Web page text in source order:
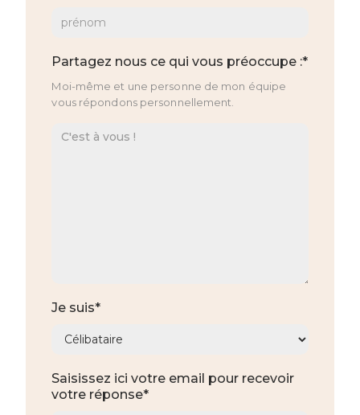
Partagez nous ce qui vous préoccupe :*
Moi-même et une personne de mon équipe
vous répondons personnellement.
Je suis*
Saisissez ici votre email pour recevoir
votre réponse*